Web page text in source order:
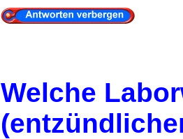
Welche